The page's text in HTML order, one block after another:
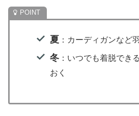
夏 ：カーディガンなど
冬：いつでも着脱でき
おく